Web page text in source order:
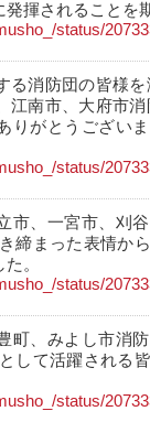
揮されることを
status/
消防団の皆様
江南市、大府市
りがとうござい
status/
市、一宮市、刈
締まった表情か
。
status/
町、みよし市消
して活躍される
status/